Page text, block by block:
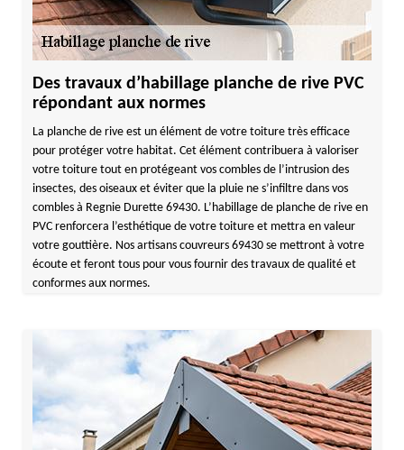
Des travaux d’habillage planche de rive PVC
répondant aux normes
La planche de rive est un élément de votre toiture très efficace
pour protéger votre habitat. Cet élément contribuera à valoriser
votre toiture tout en protégeant vos combles de l’intrusion des
insectes, des oiseaux et éviter que la pluie ne s’infiltre dans vos
combles à Regnie Durette 69430. L’habillage de planche de rive en
PVC renforcera l’esthétique de votre toiture et mettra en valeur
votre gouttière. Nos artisans couvreurs 69430 se mettront à votre
écoute et feront tous pour vous fournir des travaux de qualité et
conformes aux normes.